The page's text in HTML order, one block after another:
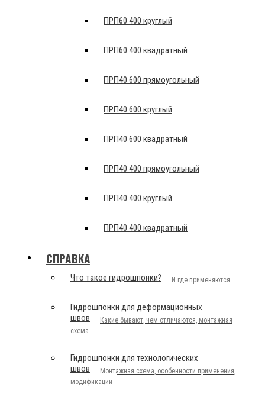
ПРП60 400 круглый
ПРП60 400 квадратный
ПРП40 600 прямоугольный
ПРП40 600 круглый
ПРП40 600 квадратный
ПРП40 400 прямоугольный
ПРП40 400 круглый
ПРП40 400 квадратный
СПРАВКА
Что такое гидрошпонки? И где применяются
Гидрошпонки для деформационных
швов
Какие бывают, чем отличаются, монтажная
схема
Гидрошпонки для технологических
швов
Монтажная схема, особенности применения,
модификации